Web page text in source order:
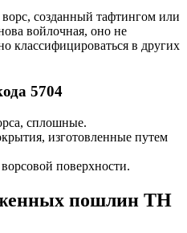
созданный тафтингом или
войлочная, оно не
классифицироваться в других
5704
сплошные.
изготовленные путем
поверхности.
пошлин ТН